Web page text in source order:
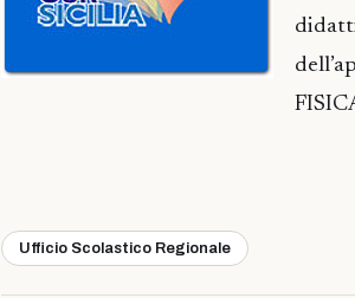
Ufficio Scolastico Regionale